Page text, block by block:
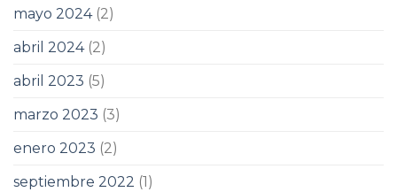
mayo 2024(2)
abril 2024(2)
abril 2023 (5)
marzo 2023 (3)
enero 2023 (2)
septiembre 2022 (1)